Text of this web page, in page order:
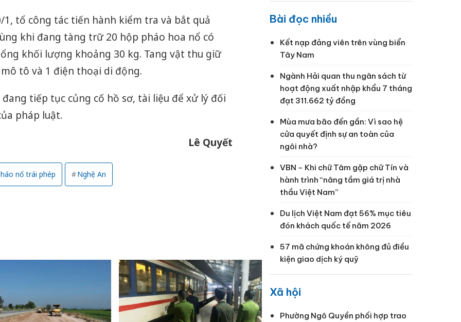
tổ công tác tiến hành kiểm tra và bắt quả
khi đang tàng trữ 20 hộp pháo hoa nổ có
khối lượng khoảng 30 kg. Tang vật thu giữ
tô và 1 điện thoại di động.
đang tiếp tục củng cố hồ sơ, tài liệu để xử lý đối
pháp luật.
Lê Quyết
nổ trái phép Nghệ An
Bài đọc nhiều
Kết nạp đảng viên trên vùng biển
Tây Nam
Ngành Hải quan thu ngân sách từ
hoạt động xuất nhập khẩu 7 tháng
đạt 311.662 tỷ đồng
Mùa mưa bão đến gần: Vì sao hệ
cửa quyết định sự an toàn của
ngôi nhà?
VBN - Khi chữ Tâm gặp chữ Tín và
hành trình “nâng tầm giá trị nhà
thầu Việt Nam”
Du lịch Việt Nam đạt 56% mục tiêu
đón khách quốc tế năm 2026
57 mã chứng khoán không đủ điều
kiện giao dịch ký quỹ
Xã hội
Phường Ngô Quyền phối hợp trao